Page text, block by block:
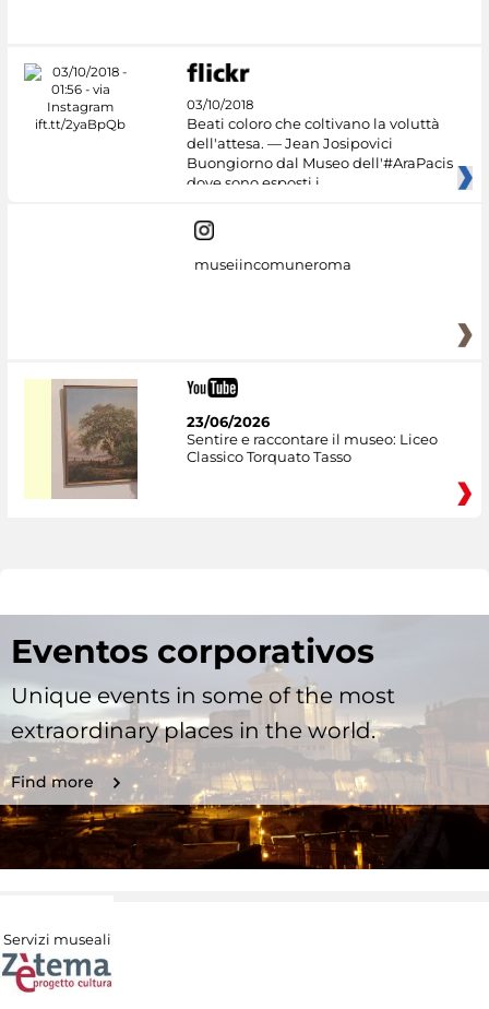
03/10/2018
Beati coloro che coltivano la voluttà
dell'attesa. — Jean Josipovici
Buongiorno dal Museo dell'#AraPacis
dove sono esposti i
museiincomuneroma
23/06/2026
Sentire e raccontare il museo: Liceo
Classico Torquato Tasso
Eventos corporativos
Unique events in some of the most
extraordinary places in the world.
Find more
Servizi museali